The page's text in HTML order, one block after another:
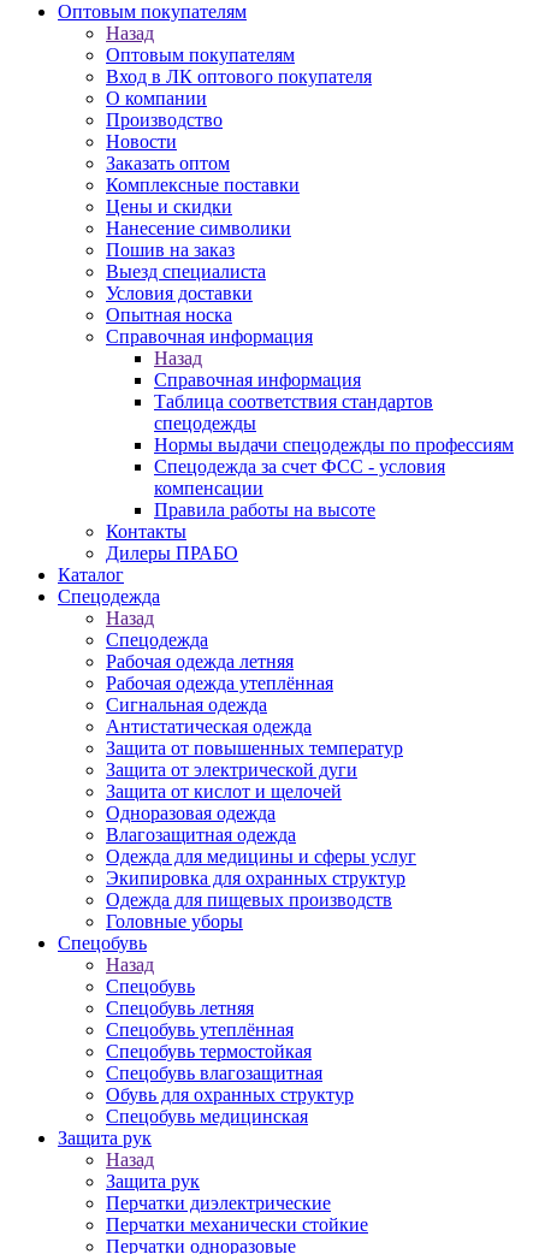
Оптовым покупателям
Назад
Оптовым покупателям
Вход в ЛК оптового покупателя
О компании
Производство
Новости
Заказать оптом
Комплексные поставки
Цены и скидки
Нанесение символики
Пошив на заказ
Выезд специалиста
Условия доставки
Опытная носка
Справочная информация
Назад
Справочная информация
Таблица соответствия стандартов
спецодежды
Нормы выдачи спецодежды по профессиям
Спецодежда за счет ФСС - условия
компенсации
Правила работы на высоте
Контакты
Дилеры ПРАБО
Каталог
Спецодежда
Назад
Спецодежда
Рабочая одежда летняя
Рабочая одежда утеплённая
Сигнальная одежда
Антистатическая одежда
Защита от повышенных температур
Защита от электрической дуги
Защита от кислот и щелочей
Одноразовая одежда
Влагозащитная одежда
Одежда для медицины и сферы услуг
Экипировка для охранных структур
Одежда для пищевых производств
Головные уборы
Спецобувь
Назад
Спецобувь
Спецобувь летняя
Спецобувь утеплённая
Спецобувь термостойкая
Спецобувь влагозащитная
Обувь для охранных структур
Спецобувь медицинская
Защита рук
Назад
Защита рук
Перчатки диэлектрические
Перчатки механически стойкие
Перчатки одноразовые